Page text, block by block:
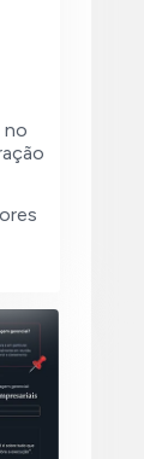
no